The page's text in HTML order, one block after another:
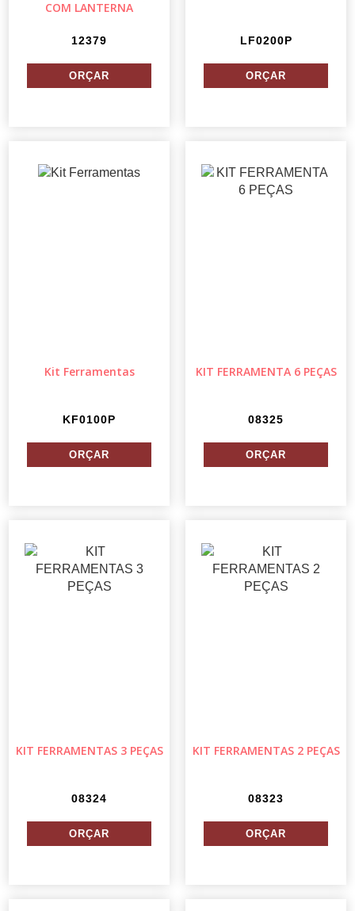
COM LANTERNA
12379 LF0200P
Kit Ferramentas
KF0100P
KIT FERRAMENTA 6 PEÇAS
08325
KIT FERRAMENTAS 3 PEÇAS
08324
KIT FERRAMENTAS 2 PEÇAS
08323